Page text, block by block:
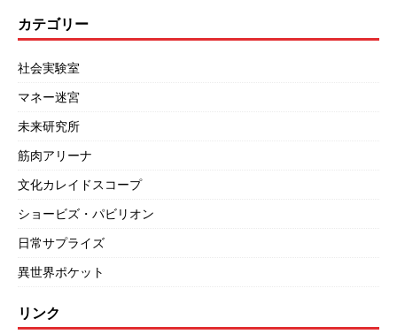
カテゴリー
社会実験室
マネー迷宮
未来研究所
筋肉アリーナ
文化カレイドスコープ
ショービズ・パビリオン
日常サプライズ
異世界ポケット
リンク